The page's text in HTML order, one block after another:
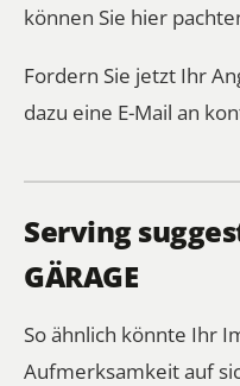
können Sie hier
Fordern Sie jetzt Ihr
dazu eine E-Mail an
Serving
GÄRAGE
So ähnlich könnte Ihr
Aufmerksamkeit auf